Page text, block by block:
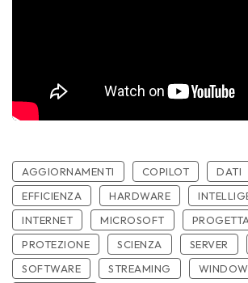
AGGIORNAMENTI COPILOT DATI
EFFICIENZA
HARDWARE
INTERNET
MICROSOFT
PROTEZIONE
SCIENZA SERVER
SOFTWARE
STREAMING